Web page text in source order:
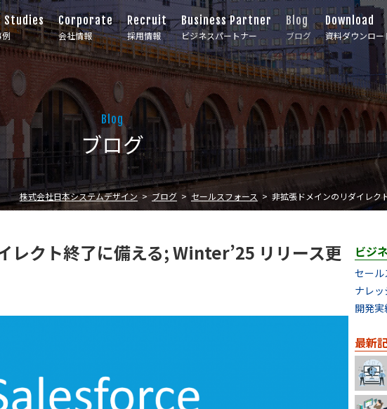
Studies
例
Corporate
会社情報
Recruit
採用情報
Business Partner
ビジネスパートナー
Blog
ブログ
Download
資料ダウンロー
Blog
ブログ
株式会社日本システムデザイン ブログ セールスフォース 非拡張ドメインのリダイレク
レクト終了に備える; Winter’25 リリース更
ビジ
セール
ナレ
開発実
最新